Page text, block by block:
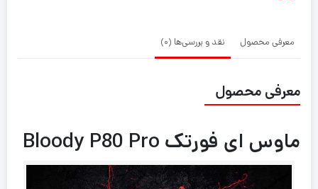
معرفی محصول نقد و بررسی‌ها (0)
معرفی محصول
ماوس ای فورتک Bloody P80 Pro